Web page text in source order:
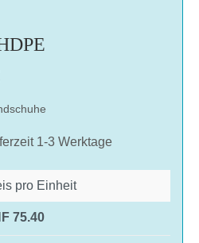
1-3 Werktage
pro Einheit
75.40